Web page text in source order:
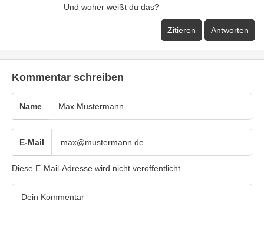
Und woher weißt du das?
Zitieren Antworten
Kommentar schreiben
Name
E-Mail
Diese E-Mail-Adresse wird nicht veröffentlicht